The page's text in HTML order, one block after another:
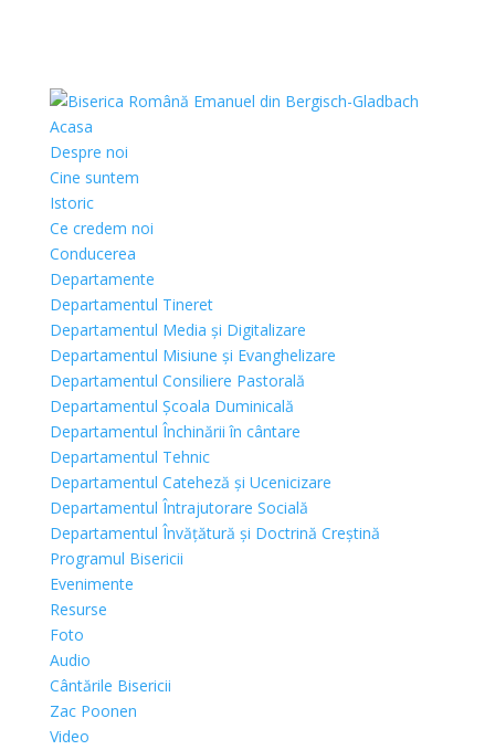
Acasa
Despre noi
Cine suntem
Istoric
Ce credem noi
Conducerea
Departamente
Departamentul Tineret
Departamentul Media și Digitalizare
Departamentul Misiune și Evanghelizare
Departamentul Consiliere Pastorală
Departamentul Școala Duminicală
Departamentul Închinării în cântare
Departamentul Tehnic
Departamentul Cateheză și Ucenicizare
Departamentul Întrajutorare Socială
Departamentul Învățătură și Doctrină Creștină
Programul Bisericii
Evenimente
Resurse
Foto
Audio
Cântările Bisericii
Zac Poonen
Video